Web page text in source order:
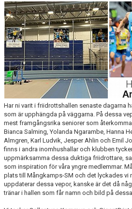
ARRANGEMANG
STATISTIK & RESULTAT
FUNKTIONÄR
TÄVLINGAR
KONTAKT
UTBILDNING
KALENDER
Har ni varit i friidrottshallen senaste dagarna
som är upphängda på väggarna. På dessa
mest framgångsrika seniorer som
Bianca Salming, Yolanda Ngarambe, Hanna
Almgren, Karl Ludvik, Jesper Ahlin och Emil
finns i andra inomhushallar och klubben
uppmärksamma dessa duktiga friidrottare,
som inspiration för våra yngre medlemmar.
plats till Mångkamps-SM och det lyckades vi
uppdaterar dessa vepor, kanske är det då
tränar i hallen som får namn och bild på